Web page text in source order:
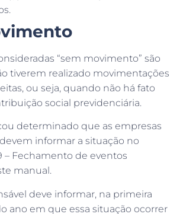
“sem movimento” são
tiverem realizado movimentações
ou seja, quando não há fato
social previdenciária.
determinado que as empresas
informar a situação no
– Fechamento de eventos
manual.
deve informar, na primeira
ano em que essa situação ocorrer